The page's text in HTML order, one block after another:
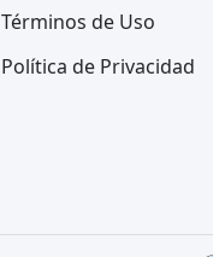
Términos de Uso
Política de Privacidad